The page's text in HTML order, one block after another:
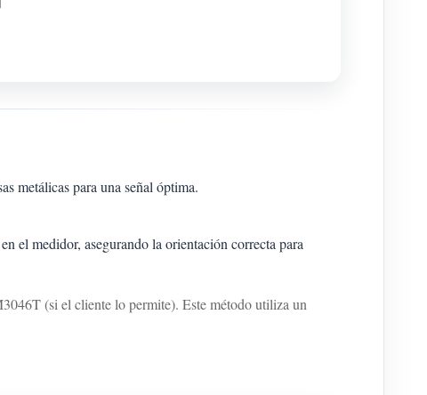
metálicas para una señal óptima.
el medidor, asegurando la orientación correcta para
(si el cliente lo permite). Este método utiliza un